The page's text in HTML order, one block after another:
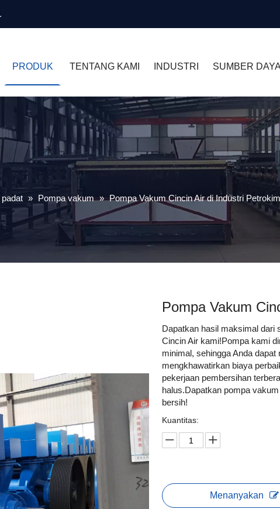
PRODUK TENTANG KAMI INDUSTRI SUMBER
» Pompa vakum » Pompa Vakum Cincin Air di Industri
Pompa Vakum
Dapatkan hasil maksimal dari
Cincin Air kami!Pompa kami
minimal, sehingga Anda
mengkhawatirkan biaya
pekerjaan pembersihan
halus.Dapatkan pompa
bersih!
Kuantitas:
Menanyakan